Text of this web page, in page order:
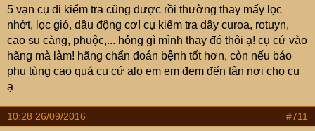
5 vạn cụ đi kiểm tra cũng được rồi thường thay mấy lọc
nhớt, lọc gió, dầu động cơ! cụ kiểm tra dây curoa, rotuyn,
cao su càng, phuộc,... hỏng gì mình thay đó thôi ạ! cụ cứ vào
hãng mà làm! hãng chẩn đoán bệnh tốt hơn, còn nếu báo
phụ tùng cao quá cụ cứ alo em em đem đến tận nơi cho cụ
ạ
10:28 26/09/2016 #711